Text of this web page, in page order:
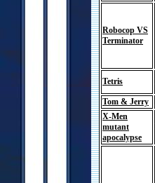
Robocop VS
Terminator
Tetris
Tom & Jerry
X-Men
mutant
apocalypse